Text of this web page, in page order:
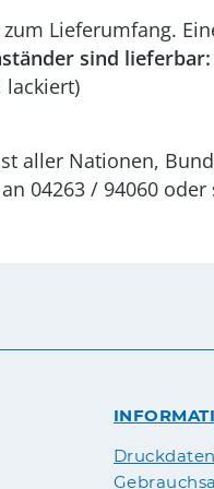
Lieferumfang.
sind lieferbar:
lackiert)
aller Nationen,
04263 / 94060